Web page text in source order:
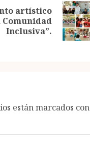
artístico
Inclusiva”.
están marcados con